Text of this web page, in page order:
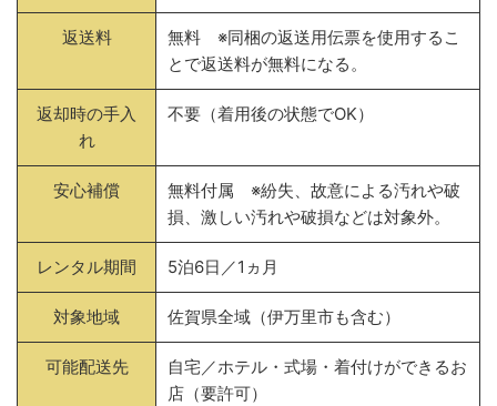
返送料
無料 ※同梱の返送用伝票を使用するこ
とで返送料が無料になる。
返却時の手入
れ
不要（着用後の状態でOK）
安心補償
無料付属 ※紛失、故意による汚れや破
損、激しい汚れや破損などは対象外。
レンタル期間 5泊6日／1ヵ月
対象地域 佐賀県全域（伊万里市も含む）
可能配送先
自宅／ホテル・式場・着付けができるお
店（要許可）